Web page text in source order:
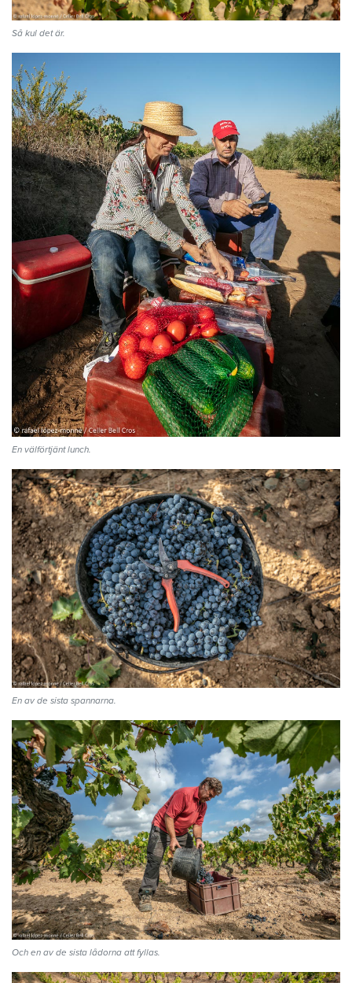
Så kul det är.
En välförtjänt lunch.
En av de sista spannarna.
Och en av de sista lådorna att fyllas.